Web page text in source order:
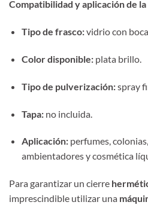
Compatibilidad y aplicación de
Tipo de frasco:vidrio con
Color disponible:plata brillo.
Tipo de pulverización:spray
Tapa:no incluida.
Aplicación:perfumes,
ambientadores y cosmética
Para garantizar un cierre
imprescindible utilizar una